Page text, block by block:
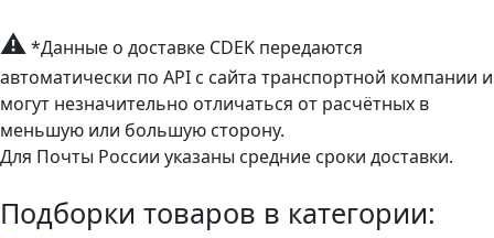
⚠*Данные о доставке CDEK передаются
автоматически по API с сайта транспортной компании и
могут незначительно отличаться от расчётных в
меньшую или большую сторону.
Для Почты России указаны средние сроки доставки.
Подборки товаров в категории: